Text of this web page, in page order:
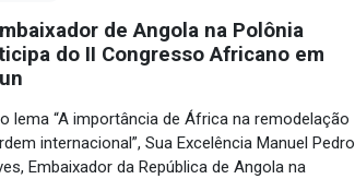
de Angola na Polônia
do II Congresso Africano em
lema “A importância de África na remodelação
internacional”, Sua Excelência Manuel Pedro
Embaixador da República de Angola na